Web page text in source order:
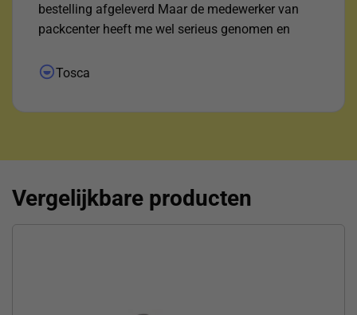
bestelling afgeleverd Maar de medewerker van
packcenter heeft me wel serieus genomen en
dank !"
Tosca
Vergelijkbare producten